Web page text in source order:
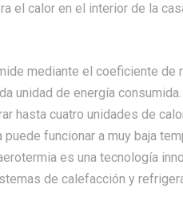
el calor en el interior de la
mediante el coeficiente de
unidad de energía
hasta cuatro unidades de
funcionar a muy baja
es una tecnología
de calefacción y